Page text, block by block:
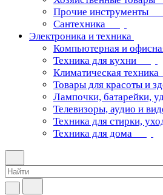
Прочие инструменты
Сантехника
Электроника и техника
Компьютерная и
Техника для кухни
Климатическая техника
Товары для красоты и
Лампочки, батарейки,
Телевизоры, аудио и
Техника для стирки,
Техника для дома